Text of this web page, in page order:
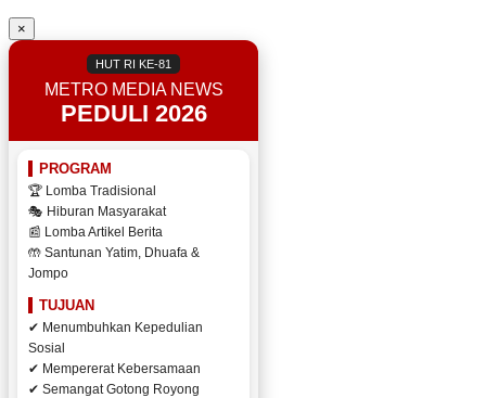
×
HUT RI KE-81
METRO MEDIA NEWS
PEDULI 2026
PROGRAM
🏆 Lomba Tradisional
🎭 Hiburan Masyarakat
📰 Lomba Artikel Berita
🤲 Santunan Yatim, Dhuafa &
Jompo
TUJUAN
✔ Menumbuhkan Kepedulian
Sosial
✔ Mempererat Kebersamaan
✔ Semangat Gotong Royong